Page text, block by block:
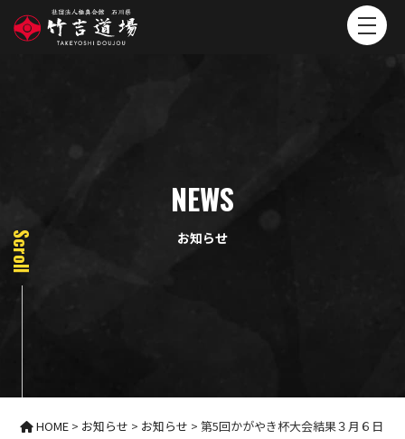
NEWS
お知らせ
Scroll
HOME > お知らせ > お知らせ >第5回かがやき杯大会結果３月６日